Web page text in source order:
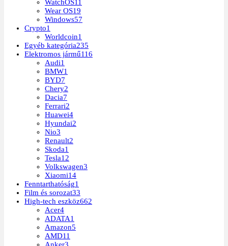
WatchOS11
Wear OS19
Windows57
Crypto1
Worldcoin1
Egyéb kategória235
Elektromos jármű116
Audi1
BMW1
BYD7
Chery2
Dacia7
Ferrari2
Huawei4
Hyundai2
Nio3
Renault2
Skoda1
Tesla12
Volkswagen3
Xiaomi14
Fenntarthatóság1
Film és sorozat33
High-tech eszköz662
Acer4
ADATA1
Amazon5
AMD11
Anker3